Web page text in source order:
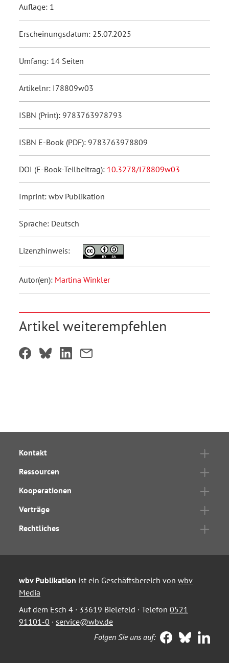
Auflage: 1
Erscheinungsdatum: 25.07.2025
Umfang: 14 Seiten
Artikelnr: I78809w03
ISBN (Print): 9783763978793
ISBN E-Book (PDF): 9783763978809
DOI (E-Book-Teilbeitrag): 10.3278/I78809w03
Imprint: wbv Publikation
Sprache: Deutsch
Lizenzhinweis:
Autor(en): Martina Winkler
Artikel weiterempfehlen
Kontakt
Ressourcen
Kooperationen
Verträge
Rechtliches
wbv Publikation ist ein Geschäftsbereich von wbv
Media
Auf dem Esch 4 · 33619 Bielefeld · Telefon 0521
91101-0 · service@wbv.de
Folgen Sie uns auf: